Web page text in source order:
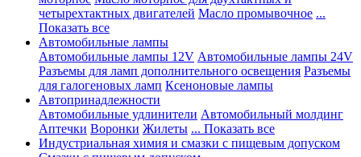
четырехтактных двигателей Масло промывочное ...
Показать все
Автомобильные лампы
Автомобильные лампы 12V Автомобильные лампы 24V
Разъемы для ламп дополнительного освещения Разъемы
для галогеновых ламп Ксеноновые лампы
Автопринадлежности
Автомобильные удлинители Автомобильный молдинг
Аптечки Воронки Жилеты ... Показать все
Индустриальная химия и смазки с пищевым допуском